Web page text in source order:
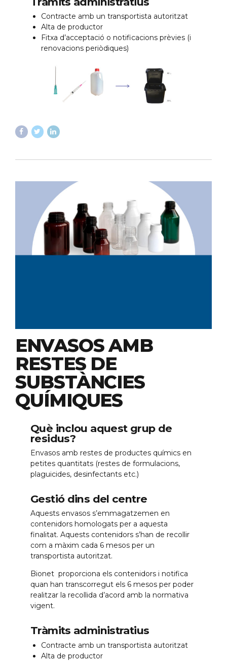
Contracte amb un transportista autoritzat
Alta de productor
Fitxa d’acceptació o notificacions prèvies (i
renovacions periòdiques)
ENVASOS AMB
RESTES DE
SUBSTÀNCIES
QUÍMIQUES
Què inclou aquest grup de
residus?
Envasos amb restes de productes químics en
petites quantitats (restes de formulacions,
plaguicides, desinfectants etc.)
Gestió dins del centre
Aquests envasos s’emmagatzemen en
contenidors homologats per a aquesta
finalitat. Aquests contenidors s’han de recollir
com a màxim cada 6 mesos per un
transportista autoritzat.
Bionet proporciona els contenidors i notifica
quan han transcorregut els 6 mesos per poder
realitzar la recollida d’acord amb la normativa
vigent.
Tràmits administratius
Contracte amb un transportista autoritzat
Alta de productor